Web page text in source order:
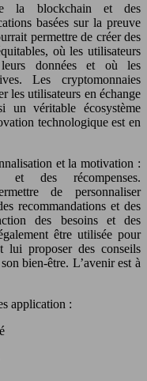
la blockchain et des
basées sur la preuve
permettre de créer des
où les utilisateurs
leurs données et où les
Les cryptomonnaies
les utilisateurs en échange
un véritable écosystème
technologique est en
et la motivation :
et des récompenses.
de personnaliser
recommandations et des
des besoins et des
être utilisée pour
lui proposer des conseils
bien-être. L’avenir est à
application :